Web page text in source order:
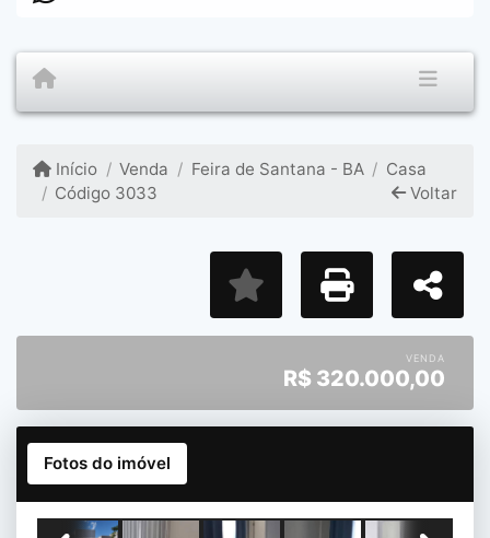
Início Venda Feira de Santana - BA
Casa
Código 3033
Voltar
VENDA
R$ 320.000,00
Fotos do imóvel